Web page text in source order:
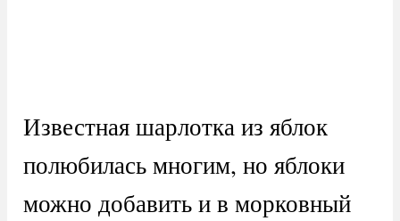
Известная шарлотка из яблок
полюбилась многим, но яблоки
можно добавить и в морковный